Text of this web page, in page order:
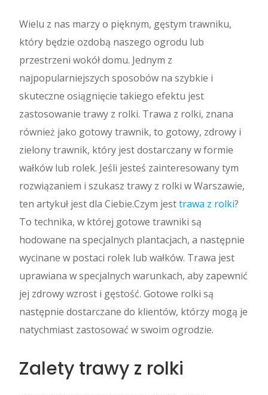
Wielu z nas marzy o pięknym, gęstym trawniku,
który będzie ozdobą naszego ogrodu lub
przestrzeni wokół domu. Jednym z
najpopularniejszych sposobów na szybkie i
skuteczne osiągnięcie takiego efektu jest
zastosowanie trawy z rolki. Trawa z rolki, znana
również jako gotowy trawnik, to gotowy, zdrowy i
zielony trawnik, który jest dostarczany w formie
wałków lub rolek. Jeśli jesteś zainteresowany tym
rozwiązaniem i szukasz trawy z rolki w Warszawie,
ten artykuł jest dla Ciebie.Czym jesttrawa z rolki?
To technika, w której gotowe trawniki są
hodowane na specjalnych plantacjach, a następnie
wycinane w postaci rolek lub wałków. Trawa jest
uprawiana w specjalnych warunkach, aby zapewnić
jej zdrowy wzrost i gęstość. Gotowe rolki są
następnie dostarczane do klientów, którzy mogą je
natychmiast zastosować w swoim ogrodzie.
Zalety trawy z rolki